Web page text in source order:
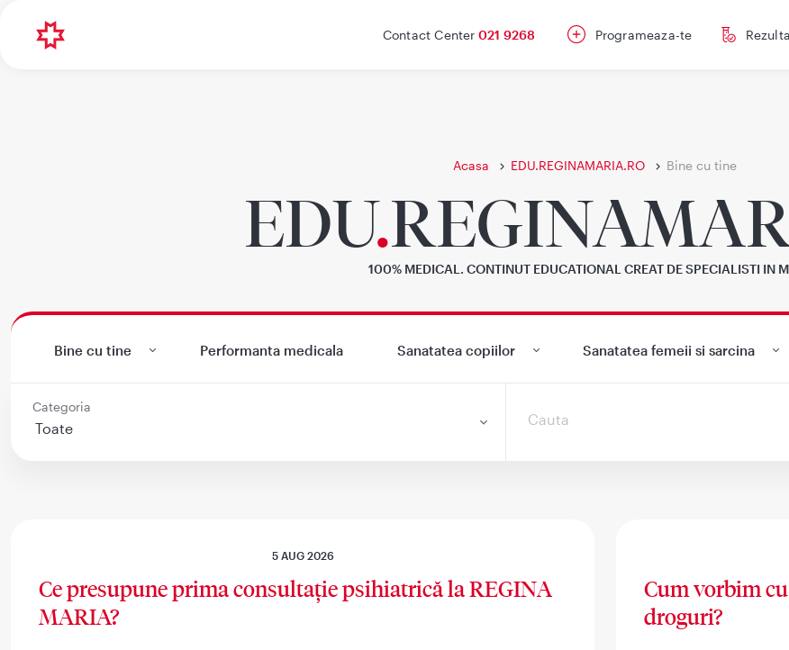
Contact Center 021 9268 Programeaza-te
Acasa EDU.REGINAMARIA.RO Bine cu tine
EDU.
100% MEDICAL. CONTINUT EDUCATIONAL CREAT DE SPECIALISTI IN
Bine cu tine Performanta medicala Sanatatea copiilor Sanatatea femeii si sarcina
Categoria
5 AUG 2026
Ce presupune prima consultație psihiatrică la REGINA
MARIA?
Cum vorbim
droguri?